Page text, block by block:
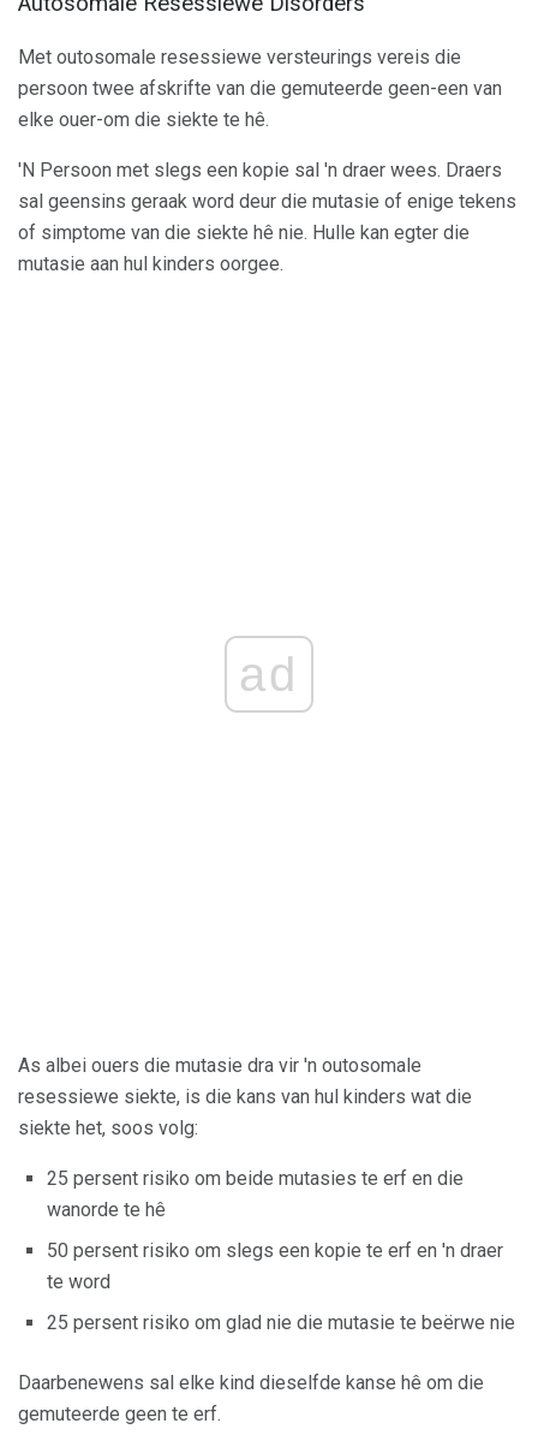
Met outosomale resessiewe versteurings vereis die
persoon twee afskrifte van die gemuteerde geen-een van
elke ouer-om die siekte te hê.
'N Persoon met slegs een kopie sal 'n draer wees. Draers
sal geensins geraak word deur die mutasie of enige tekens
of simptome van die siekte hê nie. Hulle kan egter die
mutasie aan hul kinders oorgee.
ad
As albei ouers die mutasie dra vir 'n outosomale
resessiewe siekte, is die kans van hul kinders wat die
siekte het, soos volg:
25 persent risiko om beide mutasies te erf en die
wanorde te hê
50 persent risiko om slegs een kopie te erf en 'n draer
te word
25 persent risiko om glad nie die mutasie te beërwe nie
Daarbenewens sal elke kind dieselfde kanse hê om die
gemuteerde geen te erf.